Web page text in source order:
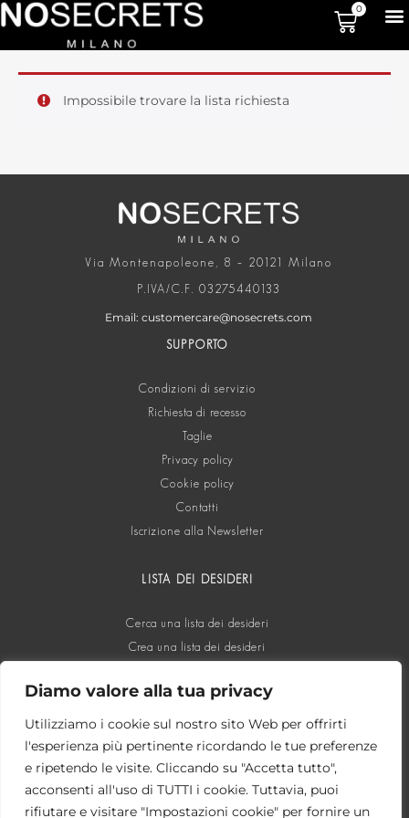
Diamo valore alla tua privacy
Utilizziamo i cookie sul nostro sito Web per offrirti
l'esperienza più pertinente ricordando le tue preferenze
e ripetendo le visite. Cliccando su "Accetta tutto",
acconsenti all'uso di TUTTI i cookie. Tuttavia, puoi
rifiutare e visitare "Impostazioni cookie" per fornire un
0
Impossibile trovare la lista richiesta
Via Montenapoleone, 8 – 20121 Milano
P.IVA/C.F. 03275440133
Email: customercare@nosecrets.com
SUPPORTO
Condizioni di servizio
Richiesta di recesso
Taglie
Privacy policy
Cookie policy
Contatti
Iscrizione alla Newsletter
LISTA DEI DESIDERI
Cerca una lista dei desideri
Crea una lista dei desideri
SOCIAL